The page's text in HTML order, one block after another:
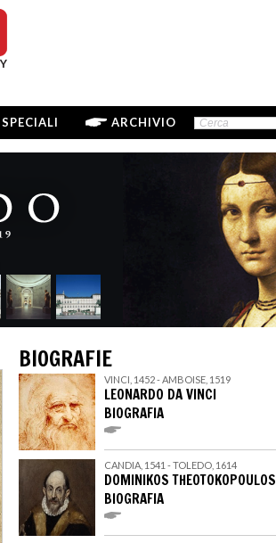
SPECIALI ARCHIVIO
BIOGRAFIE
VINCI, 1452 - AMBOISE, 1519
LEONARDO DA VINCI
BIOGRAFIA
CANDIA, 1541 - TOLEDO, 1614
DOMINIKOS THEOTOKOPOULOS
BIOGRAFIA